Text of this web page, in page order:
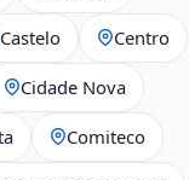
Castelo Centro
Cidade Nova
Comiteco